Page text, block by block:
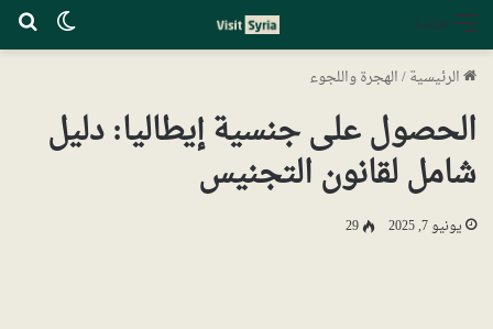
القائمة
الرئيسية/الهجرة واللجوء
الحصول على جنسية إيطاليا: دليل
شامل لقانون التجنيس
يونيو 7, 2025 29